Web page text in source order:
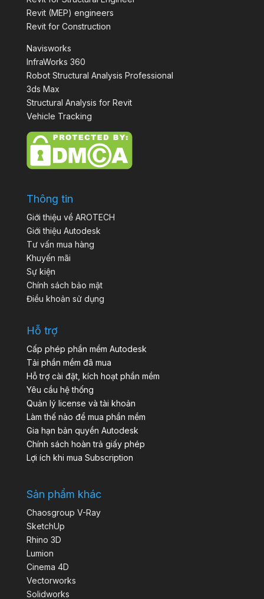
Revit (MEP) engineers
Revit for Construction
Navisworks
InfraWorks 360
Robot Structural Analysis Professional
3ds Max
Structural Analysis for Revit
Vehicle Tracking
Thông tin
Giới thiệu về AROTECH
Giới thiệu Autodesk
Tư vấn mua hàng
Khuyến mãi
Sự kiện
Chính sách bảo mật
Điều khoản sử dụng
Hỗ trợ
Cấp phép phần mềm Autodesk
Tải phần mềm đã mua
Hỗ trợ cài đặt, kích hoạt phần mềm
Yêu cầu hệ thống
Quản lý license và tài khoản
Làm thế nào để mua phần mềm
Gia hạn bản quyền Autodesk
Chính sách hoàn trả giấy phép
Lợi ích khi mua Subscription
Sản phẩm khác
Chaosgroup V-Ray
SketchUp
Rhino 3D
Lumion
Cinema 4D
Vectorworks
Solidworks